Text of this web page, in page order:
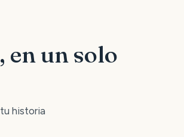
en un solo
historia